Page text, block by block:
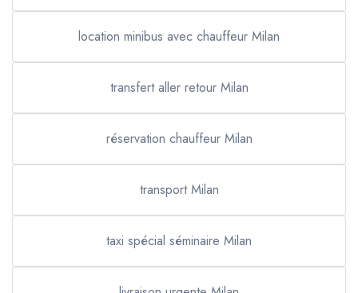
location minibus avec chauffeur Milan
transfert aller retour Milan
réservation chauffeur Milan
transport Milan
taxi spécial séminaire Milan